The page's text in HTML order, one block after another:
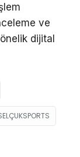
ve
dijital